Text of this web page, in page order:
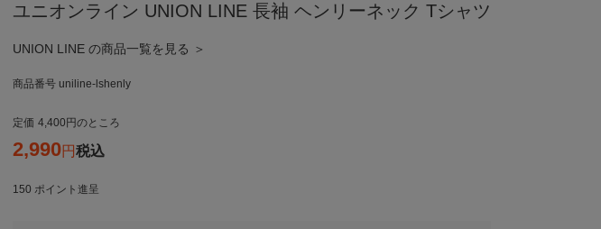
ユニオンライン UNION LINE 長袖 ヘンリーネック Tシャツ
UNION LINE の商品一覧を見る ＞
商品番号 uniline-lshenly
定価 4,400 のところ
2,990 税込
150 ポイント進呈